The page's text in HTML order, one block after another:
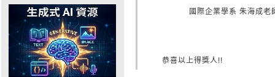
國際企業學系 朱海成老師
恭喜以上得獎人!!